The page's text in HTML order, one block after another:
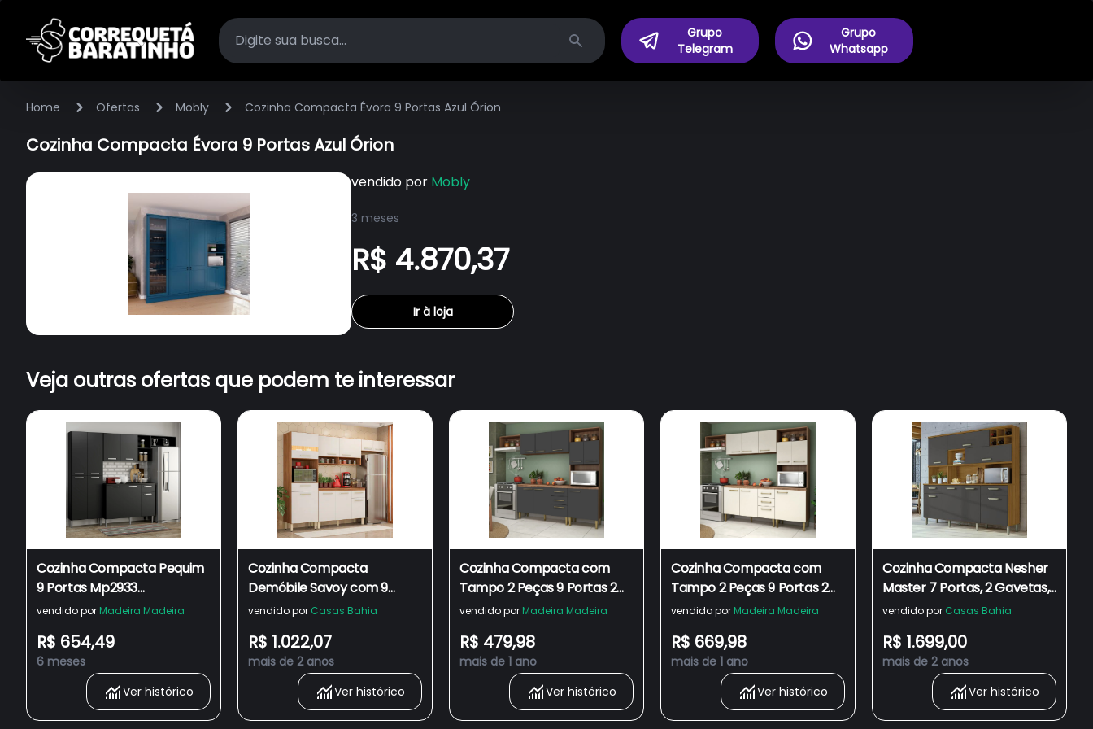
Search
Grupo
Telegram
Grupo
Whatsapp
Home Ofertas Mobly Cozinha Compacta Évora 9 Portas Azul Órion
Cozinha Compacta Évora 9 Portas Azul Órion
vendido por Mobly
3 meses
R$ 4.870,37
Ir à loja
Veja outras ofertas que podem te interessar
Cozinha Compacta Pequim
9 Portas Mp2933
Multimóveis Preto
vendido por Madeira Madeira
R$ 654,49
6 meses
Ver histórico
Cozinha Compacta
Demóbile Savoy com 9
Portas, 2 Gavetas e 4
largura
vendido por Casas Bahia
R$ 1.022,07
mais de 2 anos
Ver histórico
Cozinha Compacta com
Tampo 2 Peças 9 Portas 2
Gavetas Malu Fellicci
vendido por Madeira Madeira
R$ 479,98
mais de 1 ano
Ver histórico
Cozinha Compacta com
Tampo 2 Peças 9 Portas 2
Gavetas Malu Fellicci
vendido por Madeira Madeira
R$ 669,98
mais de 1 ano
Ver histórico
Cozinha Compacta Nesher
Master 7 Portas, 2 Gavetas,
9 Prateleiras - Freijó/Branco
vendido por Casas Bahia
R$ 1.699,00
mais de 2 anos
Ver histórico